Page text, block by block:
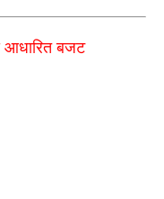
आधारित बजट